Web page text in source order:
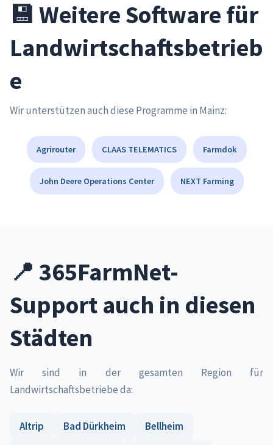
💾 Weitere Software für
Landwirtschaftsbetrieb
e
Wir unterstützen auch diese Programme in Mainz:
Agrirouter CLAAS TELEMATICS Farmdok
John Deere Operations Center NEXT Farming
📍 365FarmNet-
Support auch in diesen
Städten
Wir sind in der gesamten Region für
Landwirtschaftsbetriebe da:
Altrip Bad Dürkheim
Bellheim